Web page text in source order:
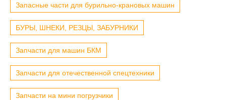
Запасные части для бурильно-крановых машин
БУРЫ, ШНЕКИ, РЕЗЦЫ, ЗАБУРНИКИ
Запчасти для машин БКМ
Запчасти для отечественной спецтехники
Запчасти на мини погрузчики